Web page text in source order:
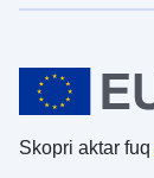
Skopri aktar fuq